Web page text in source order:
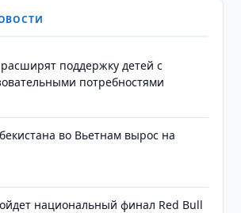
поддержку детей с
потребностями
во Вьетнам вырос на
национальный финал Red Bull